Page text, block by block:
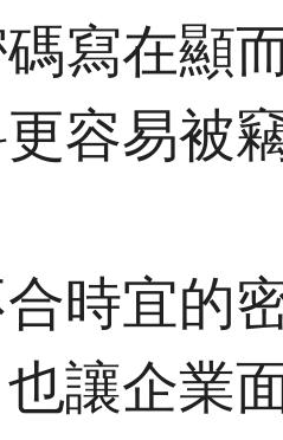
寫在顯
容易被
時宜的
讓企業